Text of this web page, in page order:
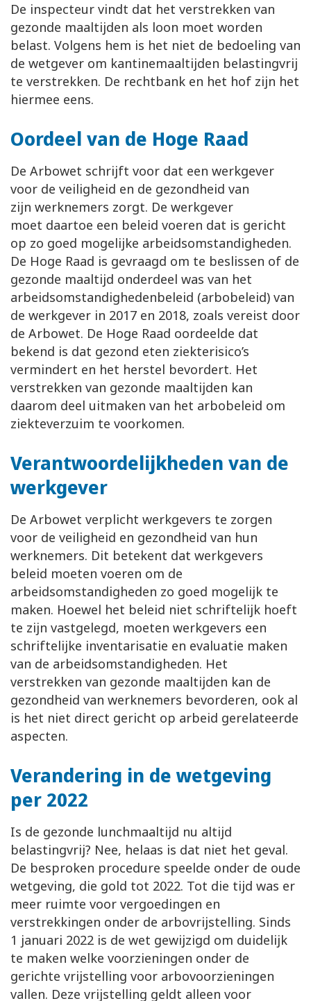
De inspecteur vindt dat het verstrekken van
gezonde maaltijden als loon moet worden
belast. Volgens hem is het niet de bedoeling van
de wetgever om kantinemaaltijden belastingvrij
te verstrekken. De rechtbank en het hof zijn het
hiermee eens.
Oordeel van de Hoge Raad
De Arbowet schrijft voor dat een werkgever
voor de veiligheid en de gezondheid van
zijn werknemers zorgt. De werkgever
moet daartoe een beleid voeren dat is gericht
op zo goed mogelijke arbeidsomstandigheden.
De Hoge Raad is gevraagd om te beslissen of de
gezonde maaltijd onderdeel was van het
arbeidsomstandighedenbeleid (arbobeleid) van
de werkgever in 2017 en 2018, zoals vereist door
de Arbowet. De Hoge Raad oordeelde dat
bekend is dat gezond eten ziekterisico’s
vermindert en het herstel bevordert. Het
verstrekken van gezonde maaltijden kan
daarom deel uitmaken van het arbobeleid om
ziekteverzuim te voorkomen.
Verantwoordelijkheden van de
werkgever
De Arbowet verplicht werkgevers te zorgen
voor de veiligheid en gezondheid van hun
werknemers. Dit betekent dat werkgevers
beleid moeten voeren om de
arbeidsomstandigheden zo goed mogelijk te
maken. Hoewel het beleid niet schriftelijk hoeft
te zijn vastgelegd, moeten werkgevers een
schriftelijke inventarisatie en evaluatie maken
van de arbeidsomstandigheden. Het
verstrekken van gezonde maaltijden kan de
gezondheid van werknemers bevorderen, ook al
is het niet direct gericht op arbeid gerelateerde
aspecten.
Verandering in de wetgeving
per 2022
Is de gezonde lunchmaaltijd nu altijd
belastingvrij? Nee, helaas is dat niet het geval.
De besproken procedure speelde onder de oude
wetgeving, die gold tot 2022. Tot die tijd was er
meer ruimte voor vergoedingen en
verstrekkingen onder de arbovrijstelling. Sinds
1 januari 2022 is de wet gewijzigd om duidelijk
te maken welke voorzieningen onder de
gerichte vrijstelling voor arbovoorzieningen
vallen. Deze vrijstelling geldt alleen voor